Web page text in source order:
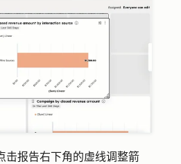
击报告右下角的虚线调整箭